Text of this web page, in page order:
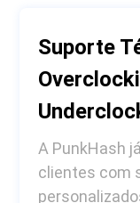
Suporte
A PunkHash
clientes com